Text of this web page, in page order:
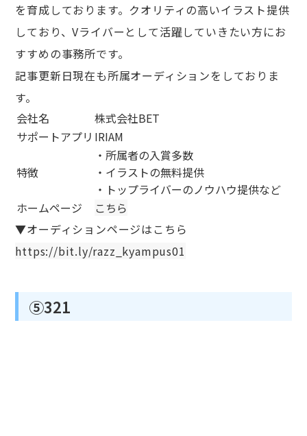
を育成しております。クオリティの高いイラスト提供
しており、Vライバーとして活躍していきたい方にお
すすめの事務所です。
記事更新日現在も所属オーディションをしておりま
す。
会社名
株式会社BET
サポートアプリ IRIAM
特徴
・所属者の入賞多数
・イラストの無料提供
・トップライバーのノウハウ提供など
ホームページ
こちら
▼オーディションページはこちら
https://bit.ly/razz_kyampus01
⑤321